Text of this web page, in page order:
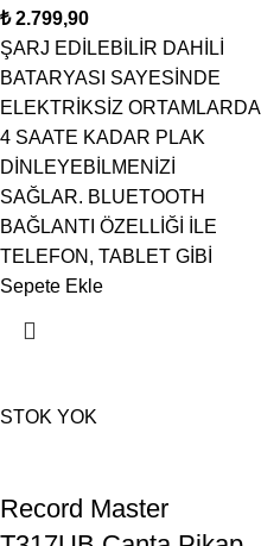
₺
ŞARJ EDİLEBİLİR DAHİLİ
BATARYASI SAYESİNDE
ELEKTRİKSİZ ORTAMLARDA
4 SAATE KADAR PLAK
DİNLEYEBİLMENİZİ
SAĞLAR. BLUETOOTH
BAĞLANTI ÖZELLİĞİ İLE
TELEFON, TABLET GİBİ
Sepete Ekle
STOK YOK
Record Master